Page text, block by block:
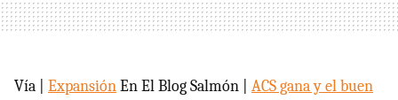
Vía | ExpansiónEn El Blog Salmón | ACS gana y el buen